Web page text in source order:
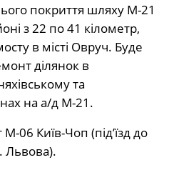
покриття шляху М-21
з 22 по 41 кілометр,
в місті Овруч. Буде
ділянок в
та
на а/д М-21.
06 Київ-Чоп (під’їзд до
Львова).